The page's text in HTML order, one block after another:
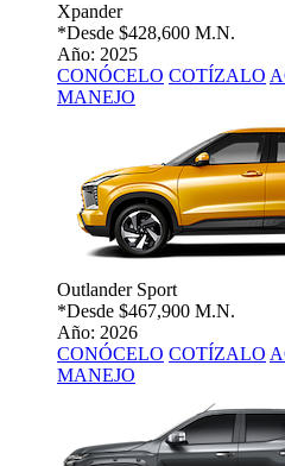
Xpander
*Desde $428,600 M.N.
Año: 2025
CONÓCELO COTÍZALO
MANEJO
Outlander Sport
*Desde $467,900 M.N.
Año: 2026
CONÓCELO COTÍZALO
MANEJO